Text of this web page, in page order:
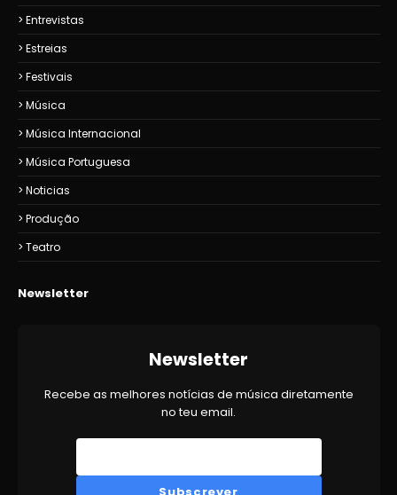
Entrevistas
Estreias
Festivais
Música
Música Internacional
Música Portuguesa
Noticias
Produção
Teatro
Newsletter
Newsletter
Recebe as melhores notícias de música diretamente
no teu email.